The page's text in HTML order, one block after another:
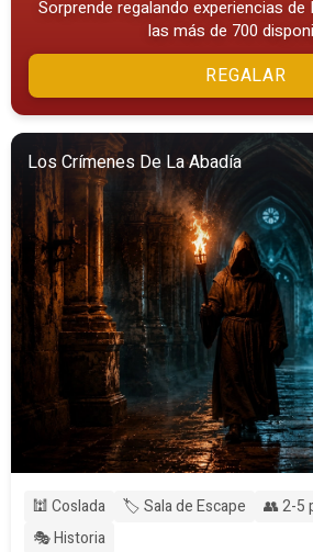
Sorprende regalando experiencias
las más de 700
REGALAR
Los Crímenes De La Abadía
🕍 Coslada 🏷️ Sala de Escape 👥 2-5
🎭 Historia